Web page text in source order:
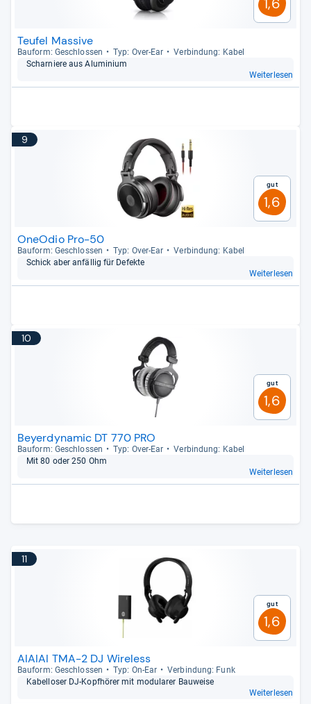
Teufel Massive
Bau­form: Geschlos­sen Typ: Over-​Ear
Ver­bin­dung: Kabel
Schar­niere aus Alu­mi­nium
Weiterlesen
9
Gut
1,6
OneOdio Pro-50
Bau­form: Geschlos­sen Typ: Over-​Ear
Ver­bin­dung: Kabel
Schick aber anfäl­lig für Defekte
Weiterlesen
10
Gut
1,6
Beyerdynamic DT 770 PRO
Bau­form: Geschlos­sen Typ: Over-​Ear
Ver­bin­dung: Kabel
Mit 80 oder 250 Ohm
Weiterlesen
11
Gut
1,6
AIAIAI TMA-2 DJ Wireless
Bau­form: Geschlos­sen Typ: On-​Ear
Ver­bin­dung: Funk
Kabel­lo­ser DJ-​Kopf­hö­rer mit modu­la­rer Bau­weise
Weiterlesen